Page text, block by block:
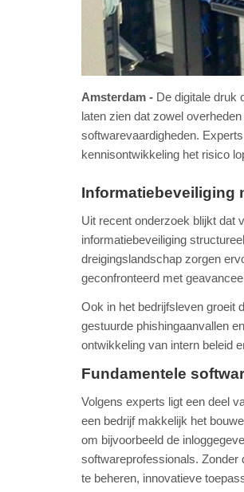
Amsterdam
De digitale druk
laten zien dat zowel
softwarevaardigheden.
kennisontwikkeling het risico
Informatiebeveiliging
Uit recent onderzoek blijkt dat
informatiebeveiliging
dreigingslandschap zorgen
geconfronteerd met
Ook in het bedrijfsleven groeit
gestuurde phishingaanvallen
ontwikkeling van intern beleid
Fundamentele
Volgens experts ligt een deel
een bedrijf makkelijk het
om bijvoorbeeld de
softwareprofessionals. Zonder
te beheren, innovatieve